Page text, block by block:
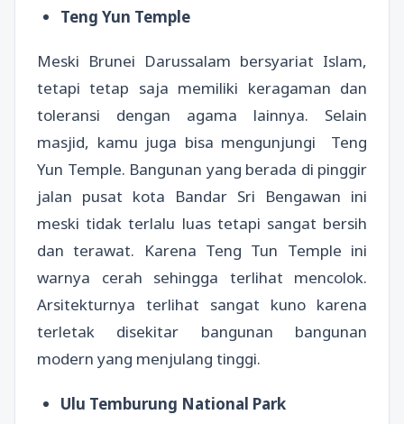
Teng Yun Temple
Meski Brunei Darussalam bersyariat Islam,
tetapi tetap saja memiliki keragaman dan
toleransi dengan agama lainnya. Selain
masjid, kamu juga bisa mengunjungi Teng
Yun Temple. Bangunan yang berada di pinggir
jalan pusat kota Bandar Sri Bengawan ini
meski tidak terlalu luas tetapi sangat bersih
dan terawat. Karena Teng Tun Temple ini
warnya cerah sehingga terlihat mencolok.
Arsitekturnya terlihat sangat kuno karena
terletak disekitar bangunan bangunan
modern yang menjulang tinggi.
Ulu Temburung National Park